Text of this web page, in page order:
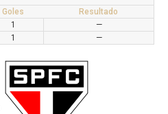
Goles
Resultado
1
—
1 —